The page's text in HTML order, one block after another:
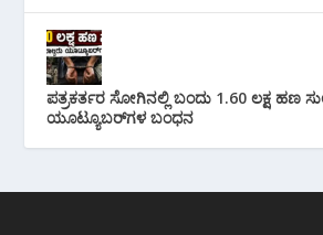
ಪತ್ರಕರ್ತರ ಸೋಗಿನಲ್ಲಿ ಬಂದು 1.60 ಲಕ್ಷ ಹಣ
ಯೂಟ್ಯೂಬರ್‌ಗಳ ಬಂಧನ